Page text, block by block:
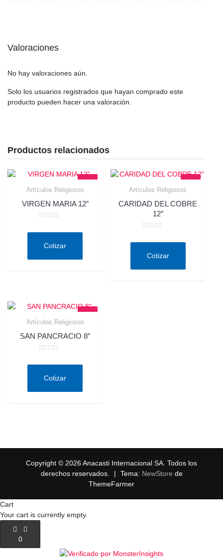
Valoraciones
No hay valoraciones aún.
Solo los usuarios registrados que hayan comprado este
producto pueden hacer una valoración.
Productos relacionados
Artículos Religiosos
VIRGEN MARIA 12″
deCotizar
Artículos Religiosos
CARIDAD DEL COBRE
12″
deCotizar
Artículos Religiosos
SAN PANCRACIO 8″
deCotizar
Copyright © 2026 Anacasti Internacional SA. Todos los
derechos reservados.
| Tema: NewStore de
ThemeFarmer
Cart
Your cart is currently empty.
0